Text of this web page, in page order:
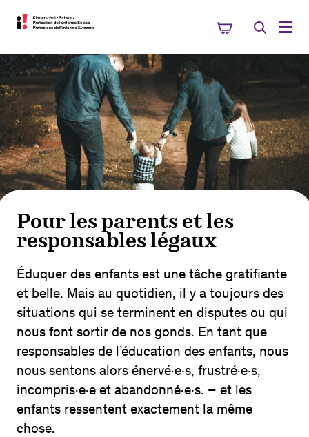
Pour les parents et les
responsables légaux
Éduquer des enfants est une tâche gratifiante
et belle. Mais au quotidien, il y a toujours des
situations qui se terminent en disputes ou qui
nous font sortir de nos gonds. En tant que
responsables de l’éducation des enfants, nous
nous sentons alors énervé·e·s, frustré·e·s,
incompris·e·e et abandonné·e·s. – et les
enfants ressentent exactement la même
chose.